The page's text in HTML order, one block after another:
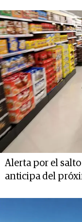
Alerta por el
anticipa del